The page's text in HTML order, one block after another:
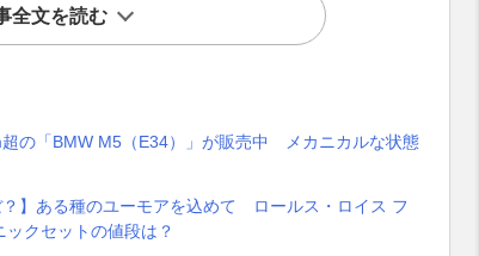
全文を読む
超の「BMW M5（E34）」が販売中 メカニカルな状態
？】ある種のユーモアを込めて ロールス・ロイス フ
クセットの値段は？